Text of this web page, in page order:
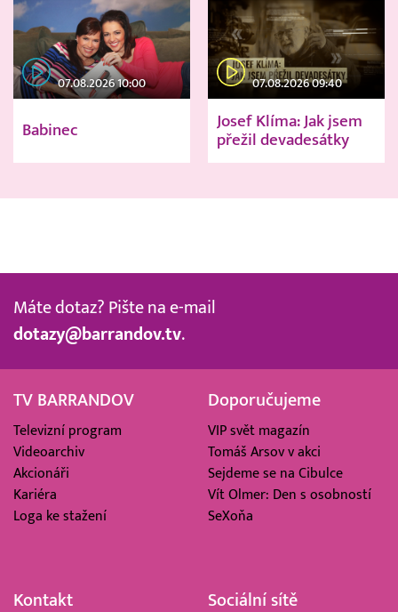
07.08.2026 10:00
Babinec
07.08.2026 09:40
Josef Klíma: Jak jsem
přežil devadesátky
Máte dotaz? Pište na e-mail
dotazy@barrandov.tv.
TV BARRANDOV
Televizní program
Videoarchiv
Akcionáři
Kariéra
Loga ke stažení
Doporučujeme
VIP svět magazín
Tomáš Arsov v akci
Sejdeme se na Cibulce
Vít Olmer: Den s osobností
SeXoňa
Kontakt Sociální sítě